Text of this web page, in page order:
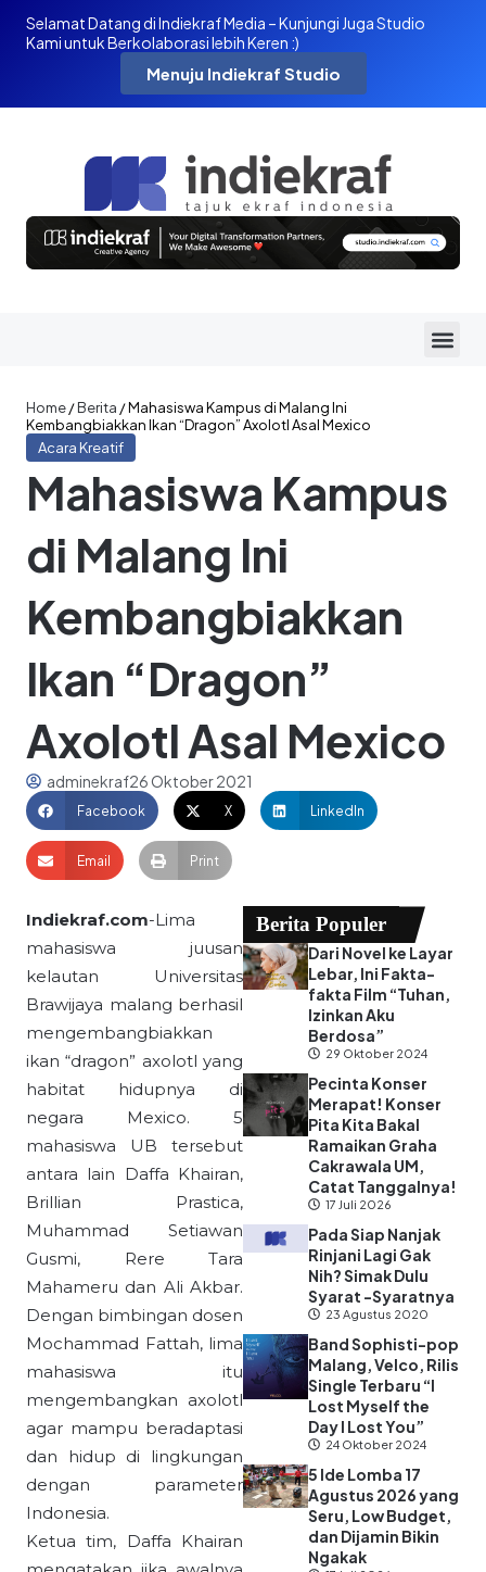
Selamat Datang di Indiekraf Media – Kunjungi Juga Studio
Kami untuk Berkolaborasi lebih Keren :)
Menuju Indiekraf Studio
Home/Berita /Mahasiswa Kampus di Malang Ini
Kembangbiakkan Ikan “Dragon” Axolotl Asal Mexico
Acara Kreatif
Mahasiswa Kampus
di Malang Ini
Kembangbiakkan
Ikan “Dragon”
Axolotl Asal Mexico
adminekraf26 Oktober 2021
Facebook X LinkedIn
Email Print
Indiekraf.com-Lima
mahasiswa juusan
kelautan Universitas
Brawijaya malang berhasil
mengembangbiakkan
ikan “dragon” axolotl yang
habitat hidupnya di
negara Mexico. 5
mahasiswa UB tersebut
antara lain Daffa Khairan,
Brillian Prastica,
Muhammad Setiawan
Gusmi, Rere Tara
Mahameru dan Ali Akbar.
Dengan bimbingan dosen
Mochammad Fattah, lima
mahasiswa itu
mengembangkan axolotl
agar mampu beradaptasi
dan hidup di lingkungan
dengan parameter
Indonesia.
Ketua tim, Daffa Khairan
Berita Populer
Dari Novel ke Layar
Lebar, Ini Fakta-
fakta Film “Tuhan,
Izinkan Aku
Berdosa”
29 Oktober 2024
Pecinta Konser
Merapat! Konser
Pita Kita Bakal
Ramaikan Graha
Cakrawala UM,
Catat Tanggalnya!
17 Juli 2026
Pada Siap Nanjak
Rinjani Lagi Gak
Nih? Simak Dulu
Syarat -Syaratnya
23 Agustus 2020
Band Sophisti-pop
Malang, Velco, Rilis
Single Terbaru “I
Lost Myself the
Day I Lost You”
24 Oktober 2024
5 Ide Lomba 17
Agustus 2026 yang
Seru, Low Budget,
dan Dijamin Bikin
Ngakak